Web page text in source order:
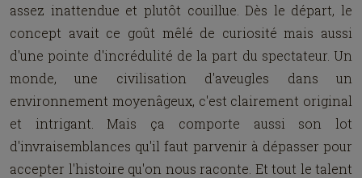
assez inattendue et plutôt couillue. Dès le départ, le
concept avait ce goût mêlé de curiosité mais aussi
d'une pointe d'incrédulité de la part du spectateur. Un
monde, une civilisation d'aveugles dans un
environnement moyenâgeux, c'est clairement original
et intrigant. Mais ça comporte aussi son lot
d'invraisemblances qu'il faut parvenir à dépasser pour
accepter l'histoire qu'on nous raconte. Et tout le talent